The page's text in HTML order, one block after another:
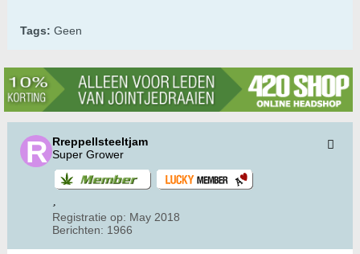
Tags: Geen
Rreppellsteeltjam
Super Grower
Registratie op: May 2018
Berichten: 1966